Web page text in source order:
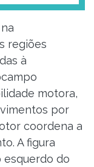
regiões
à
motora,
por
coordena a
A figura
esquerdo do